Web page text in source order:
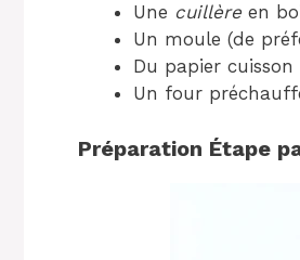
Une cuillère en
Un moule (de
Du papier
Un four
Préparation Étape